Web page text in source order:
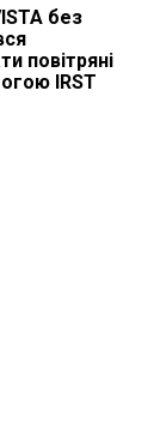
без
повітряні
IRST